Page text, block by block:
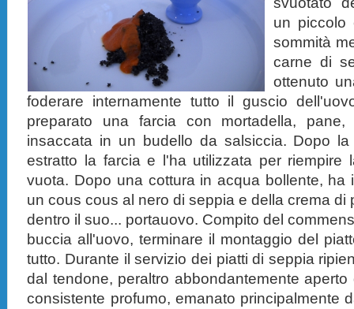
un piccolo
sommità
carne di
ottenuto
foderare internamente tutto il guscio
preparato una farcia con mortadella,
insaccata in un budello da salsiccia. Dopo
estratto la farcia e l'ha utilizzata per riempire
vuota. Dopo una cottura in acqua bollente, ha
un cous cous al nero di seppia e della crema
dentro il suo... portauovo. Compito del
buccia all'uovo, terminare il montaggio del
tutto. Durante il servizio dei piatti di seppia
dal tendone, peraltro abbondantemente
consistente profumo, emanato principalmente